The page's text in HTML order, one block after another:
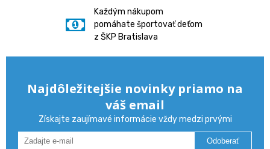
Každým nákupom
pomáhate športovať deťom
z ŠKP Bratislava
Najdôležitejšie novinky priamo na
váš email
Získajte zaujímavé informácie vždy medzi prvými
Odoberať